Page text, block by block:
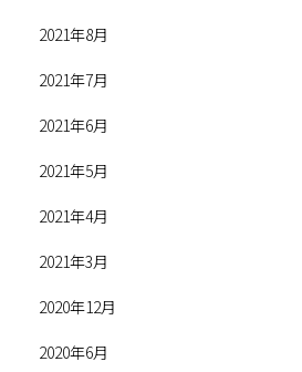
2021年8月
2021年7月
2021年6月
2021年5月
2021年4月
2021年3月
2020年12月
2020年6月